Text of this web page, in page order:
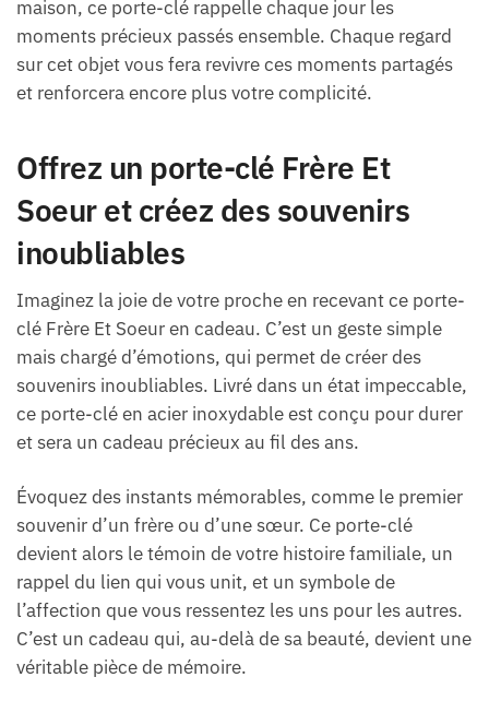
maison, ce porte-clé rappelle chaque jour les
moments précieux passés ensemble. Chaque regard
sur cet objet vous fera revivre ces moments partagés
et renforcera encore plus votre complicité.
Offrez un porte-clé Frère Et
Soeur et créez des souvenirs
inoubliables
Imaginez la joie de votre proche en recevant ce porte-
clé Frère Et Soeur en cadeau. C’est un geste simple
mais chargé d’émotions, qui permet de créer des
souvenirs inoubliables. Livré dans un état impeccable,
ce porte-clé en acier inoxydable est conçu pour durer
et sera un cadeau précieux au fil des ans.
Évoquez des instants mémorables, comme le premier
souvenir d’un frère ou d’une sœur. Ce porte-clé
devient alors le témoin de votre histoire familiale, un
rappel du lien qui vous unit, et un symbole de
l’affection que vous ressentez les uns pour les autres.
C’est un cadeau qui, au-delà de sa beauté, devient une
véritable pièce de mémoire.